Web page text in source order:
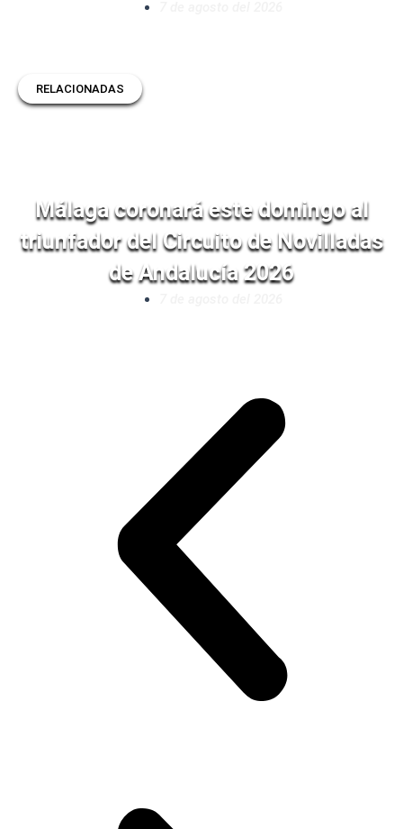
RELACIONADAS
Málaga coronará este domingo al
triunfador del Circuito de Novilladas
de Andalucía 2026